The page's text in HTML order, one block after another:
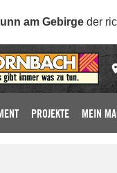
am Gebirge der
PROJEKTE MEIN